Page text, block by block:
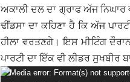
ਅਕਾਲੀ ਦਲ ਦਾ ਗ੍ਰਾਫ ਅੱਜ
ਢੀਂਡਸਾ ਦਾ ਕਹਿਣਾ ਹੈ ਕਿ ਅੱਜ
ਹੀਲਾ ਵਰਤਣਗੇ। ਇਸ ਮੀਟਿੰਗ
ਪਾਰਟੀ ਦਾ ਇੱਕ ਵੀ ਲੀਡਰ ਸੁਖਬੀਰ
Video
Media error: Format(s) not